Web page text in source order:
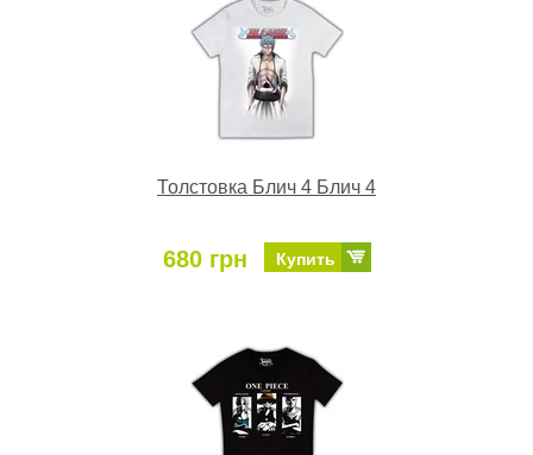
Толстовка Блич 4 Блич 4
680 грн Купить